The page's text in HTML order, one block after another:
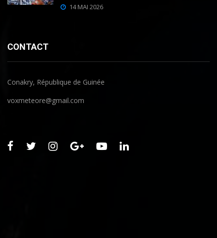
14 MAI 2026
CONTACT
Conakry, République de Guinée
voxmeteore@gmail.com